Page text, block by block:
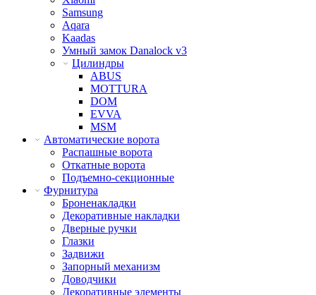
Samsung
Aqara
Kaadas
Умный замок Danalock v3
Цилиндры
ABUS
MOTTURA
DOM
EVVA
MSM
Автоматические ворота
Распашные ворота
Откатные ворота
Подъемно-секционные
Фурнитура
Броненакладки
Декоративные накладки
Дверные ручки
Глазки
Задвижи
Запорный механизм
Доводчики
Декоративные элементы